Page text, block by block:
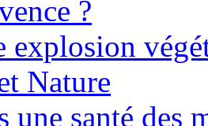
?
explosion
Nature
une santé des